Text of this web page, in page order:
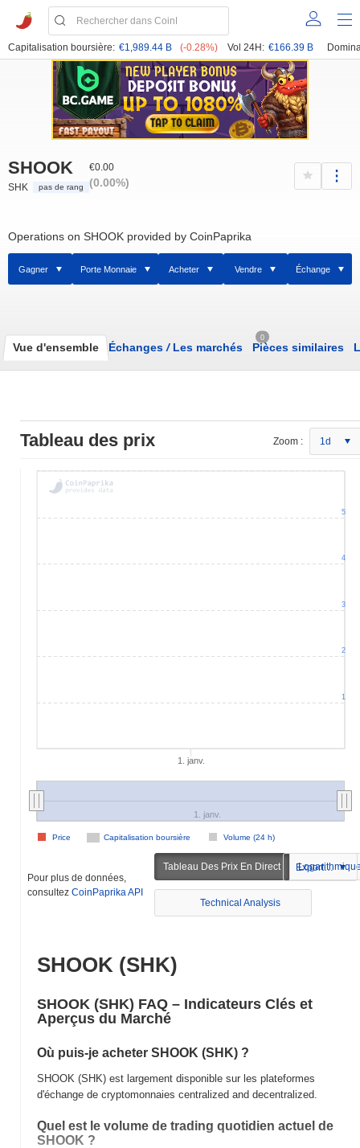
Capitalisation boursière: €1,989.44 B (-0.28%) Vol 24H: €166.39 B
SHOOK
SHK pas de rang
€0.00
(0.00%)
Operations on SHOOK provided by CoinPaprika
Gagner Porte Monnaie Acheter Vendre Échange
Vue d'ensemble Échanges /Les marchés
0
Pièces similaires
Tableau des prix Zoom : 1d
1. janv.
Capitalisation boursière Volume (24 h)
Price
1. janv.
1
2
3
4
5
Pour plus de données,
consultez CoinPaprika API
Tableau Des Prix En Direct Exportation
Technical Analysis
SHOOK (SHK)
SHOOK (SHK) FAQ – Indicateurs Clés et
Aperçus du Marché
Où puis-je acheter SHOOK (SHK) ?
SHOOK (SHK) est largement disponible sur les plateformes
d'échange de cryptomonnaies centralized and decentralized.
Quel est le volume de trading quotidien actuel de
SHOOK ?